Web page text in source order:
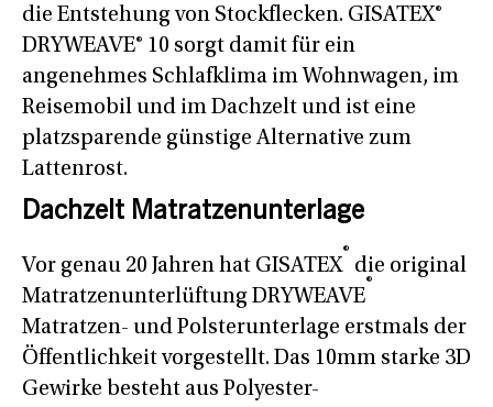
die Entstehung von Stockflecken. GISATEX®
DRYWEAVE® 10 sorgt damit für ein
angenehmes Schlafklima im Wohnwagen, im
Reisemobil und im Dachzelt und ist eine
platzsparende günstige Alternative zum
Lattenrost.
Dachzelt Matratzenunterlage
Vor genau 20 Jahren hat GISATEX® die original
Matratzenunterlüftung DRYWEAVE®
Matratzen- und Polsterunterlage erstmals der
Öffentlichkeit vorgestellt. Das 10mm starke 3D
Gewirke besteht aus Polyester-